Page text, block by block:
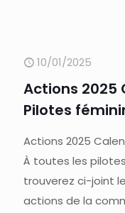
10/01/2025
Actions 2025
Pilotes
Actions 2025
À toutes les
trouverez ci-joint
actions de la